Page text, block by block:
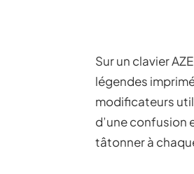
Sur un clavier
légendes
modificateurs
d’une confusion
tâtonner à